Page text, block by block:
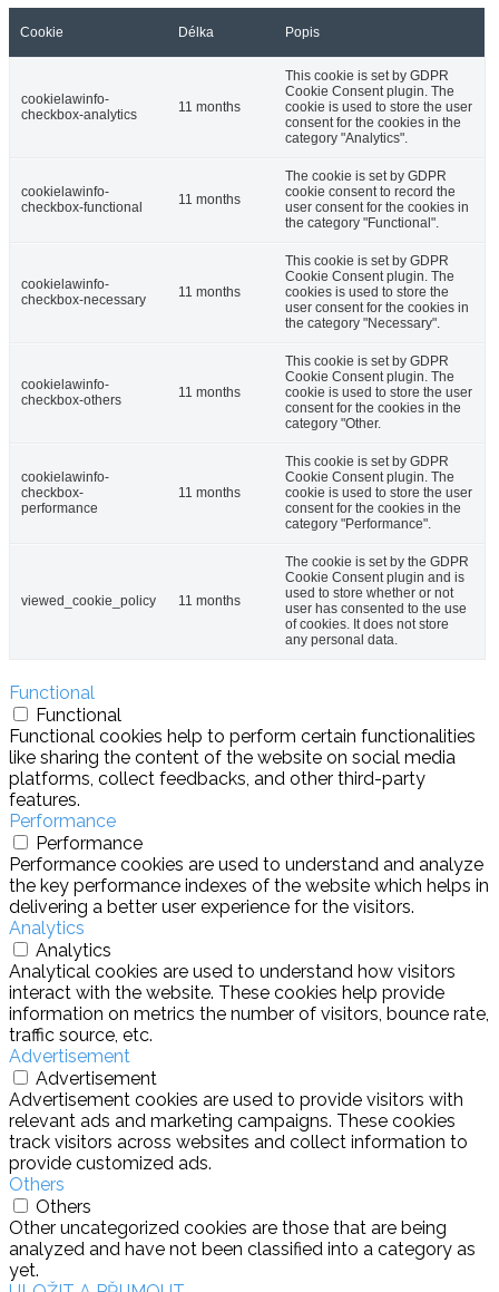
Cookie Délka Popis
cookielawinfo-
checkbox-analytics
11 months
This cookie is set by GDPR
Cookie Consent plugin. The
cookie is used to store the user
consent for the cookies in the
category "Analytics".
cookielawinfo-
checkbox-functional
11 months
The cookie is set by GDPR
cookie consent to record the
user consent for the cookies in
the category "Functional".
cookielawinfo-
checkbox-necessary
11 months
This cookie is set by GDPR
Cookie Consent plugin. The
cookies is used to store the
user consent for the cookies in
the category "Necessary".
cookielawinfo-
checkbox-others
11 months
This cookie is set by GDPR
Cookie Consent plugin. The
cookie is used to store the user
consent for the cookies in the
category "Other.
cookielawinfo-
checkbox-
performance
11 months
This cookie is set by GDPR
Cookie Consent plugin. The
cookie is used to store the user
consent for the cookies in the
category "Performance".
viewed_cookie_policy 11 months
The cookie is set by the GDPR
Cookie Consent plugin and is
used to store whether or not
user has consented to the use
of cookies. It does not store
any personal data.
Functional
Functional
Functional cookies help to perform certain functionalities
like sharing the content of the website on social media
platforms, collect feedbacks, and other third-party
features.
Performance
Performance
Performance cookies are used to understand and analyze
the key performance indexes of the website which helps in
delivering a better user experience for the visitors.
Analytics
Analytics
Analytical cookies are used to understand how visitors
interact with the website. These cookies help provide
information on metrics the number of visitors, bounce rate,
traffic source, etc.
Advertisement
Advertisement
Advertisement cookies are used to provide visitors with
relevant ads and marketing campaigns. These cookies
track visitors across websites and collect information to
provide customized ads.
Others
Others
Other uncategorized cookies are those that are being
analyzed and have not been classified into a category as
yet.